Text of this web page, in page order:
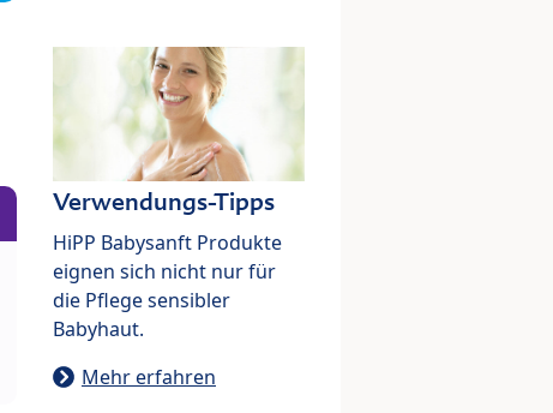
Verwendungs-Tipps
HiPP Babysanft Produkte
eignen sich nicht nur für
die Pflege sensibler
Babyhaut.
Mehr erfahren